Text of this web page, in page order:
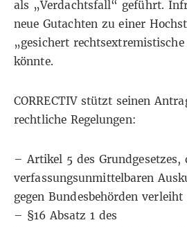
als „Verdachtsfall“ geführt.
neue Gutachten zu einer
„gesichert
könnte.
CORRECTIV stützt seinen
rechtliche Regelungen:
– Artikel 5 des Grundgesetzes,
verfassungsunmittelbaren
gegen Bundesbehörden verleiht
– §16 Absatz 1 des